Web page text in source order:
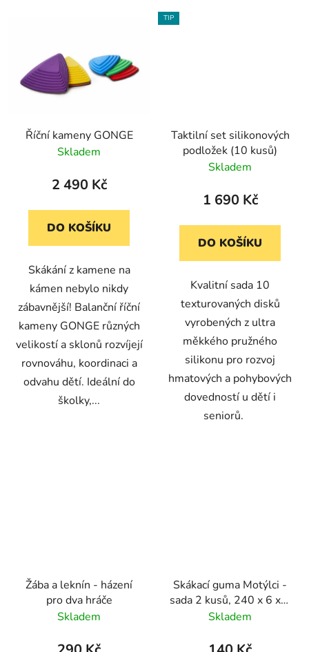
Říční kameny GONGE
Skladem
2 490 Kč
DO KOŠÍKU
Skákání z kamene na
kámen nebylo nikdy
zábavnější! Balanční říční
kameny GONGE různých
velikostí a sklonů rozvíjejí
rovnováhu, koordinaci a
odvahu dětí. Ideální do
školky,...
TIP
Taktilní set silikonových
podložek (10 kusů)
Skladem
1 690 Kč
DO KOŠÍKU
Kvalitní sada 10
texturovaných disků
vyrobených z ultra
měkkého pružného
silikonu pro rozvoj
hmatových a pohybových
dovedností u dětí i
seniorů.
Žába a leknín - házení
pro dva hráče
Skladem
Skákací guma Motýlci -
sada 2 kusů, 240 x 6 x 7
cm
Skladem